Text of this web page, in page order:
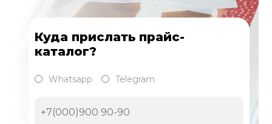
Куда прислать прайс-
каталог?
Whatsapp Telegram